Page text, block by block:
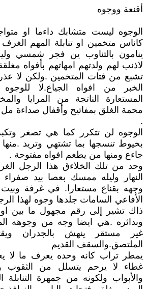
أقنعة ووجوه
الوجوه ليست متشابك داءما او
كاناس متخمين او تنابلة المهم
ينامون بالتناوب ين فجر شمسي
لاذنب لهم ولدتهم امهاتهم بأفواه
تشبع من فتات المتخمين .ولكن لا
الخبر من افواه الجياع.لا للوجوه
المستعارة الناتجة من المرايا
محمة الغلق بمفاتيح وأقفال صداءة مل
.
الوجوه لن تتكرر كما هي تصغر
بخيوط تنسجها بما تشتهي وتريد
جاءع ومنها من يطعم افواه مفتوحة .
وحد من تلك الخلاءق هذا الرجل
النهار وليله ممسك بعصا بيد
وجهه بقناع مستعارا. في غرفة
الأفاعي السامات جلدها وجوه لهذا
ذاك تشير إلى رقم مجهول ما بين
وبدائره .هي ايضا وجه من وجوهه
غير مستقر ينهش بالجدران
الملتصق.والسقف القديم
يمطر تراب كانه وحده يعرف ما لا
غطاء لا يرحم يتسلل من الثقوب
والأبواب ولكونه من جمهرة التنابلة